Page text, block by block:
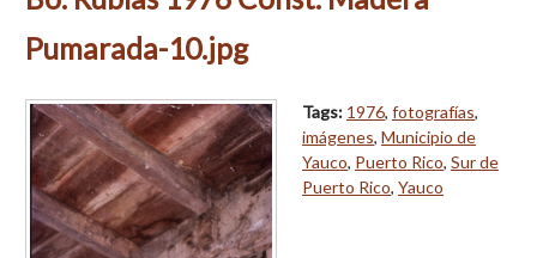
Pumarada-10.jpg
Tags: 1976, fotografías,
imágenes, Municipio de
Yauco, Puerto Rico, Sur de
Puerto Rico, Yauco